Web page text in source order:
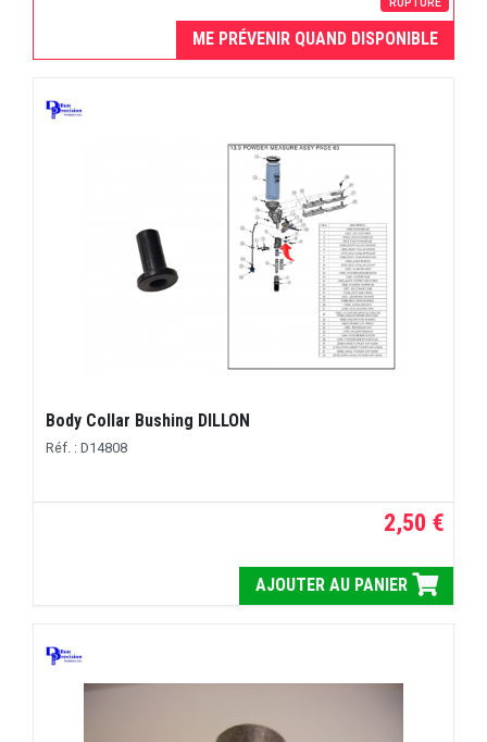
RUPTURE
ME PRÉVENIR QUAND DISPONIBLE
Body Collar Bushing DILLON
Réf. : D14808
2,50 €
AJOUTER AU PANIER